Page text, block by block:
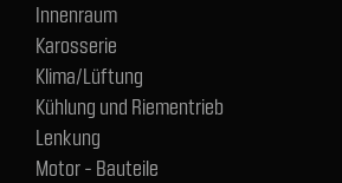
Innenraum
Karosserie
Klima/Lüftung
Kühlung und Riementrieb
Lenkung
Motor - Bauteile